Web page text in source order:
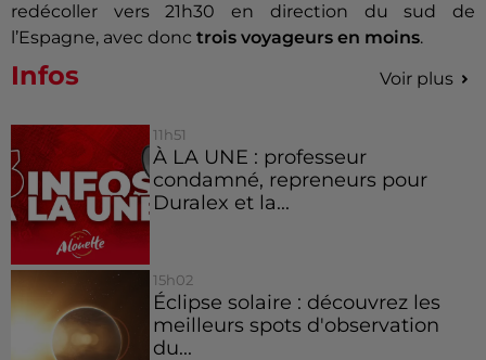
redécoller vers 21h30 en direction du sud de
l’Espagne, avec donc trois voyageurs en moins.
Infos Voir plus
11h51
À LA UNE : professeur
condamné, repreneurs pour
Duralex et la...
15h02
Éclipse solaire : découvrez les
meilleurs spots d'observation
du...